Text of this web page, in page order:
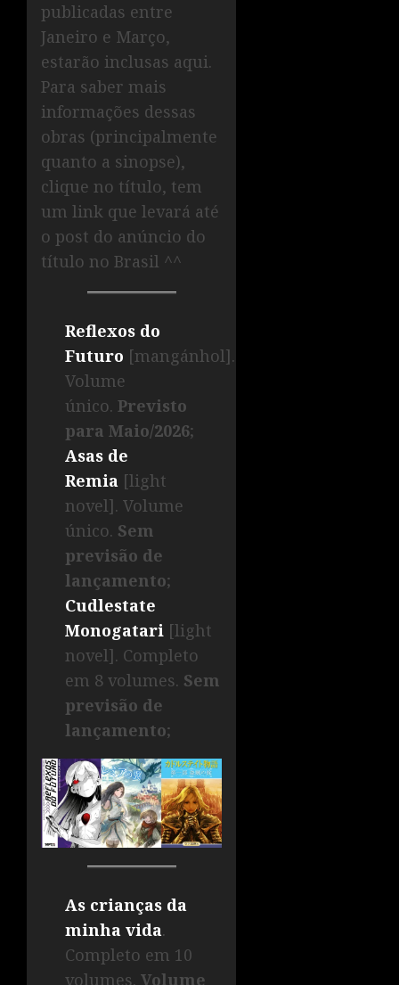
publicadas entre
Janeiro e Março,
estarão inclusas aqui.
Para saber mais
informações dessas
obras (principalmente
quanto a sinopse),
clique no título, tem
um link que levará até
o post do anúncio do
título no Brasil ^^
Reflexos do
Futuro [mangánhol].
Volume
único. Previsto
para Maio/2026;
Asas de
Remia [light
novel]. Volume
único. Sem
previsão de
lançamento;
Cudlestate
Monogatari [light
novel]. Completo
em 8 volumes. Sem
previsão de
lançamento;
As crianças da
minha vida.
Completo em 10
volumes. Volume